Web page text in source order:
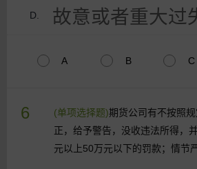
D. 故意或者重大过
A B C
6 (单项选择题)期货公司有不按照
正，给予警告，没收违法所得，
元以上50万元以下的罚款；情节